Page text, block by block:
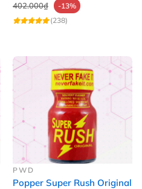
402.000₫
-13%
(238)
PWD
Popper Super Rush Original